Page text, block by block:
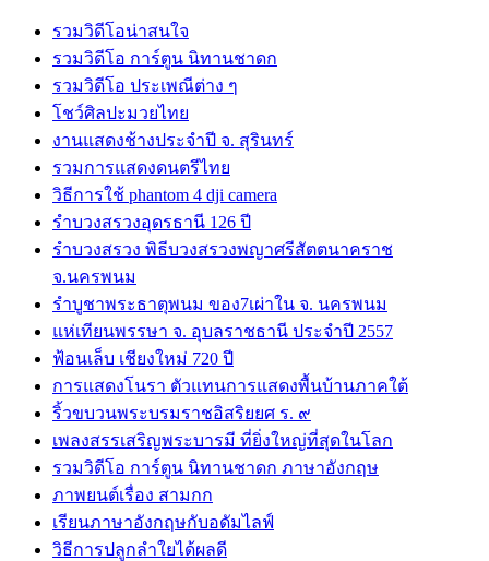
รวมวิดีโอน่าสนใจ
รวมวิดีโอ การ์ตูน นิทานชาดก
รวมวิดีโอ ประเพณีต่าง ๆ
โชว์ศิลปะมวยไทย
งานแสดงช้างประจำปี จ. สุรินทร์
รวมการแสดงดนตรีไทย
วิธีการใช้ phantom 4 dji camera
รำบวงสรวงอุดรธานี 126 ปี
รำบวงสรวง พิธีบวงสรวงพญาศรีสัตตนาคราช
จ.นครพนม
รำบูชาพระธาตุพนม ของ7เผ่าใน จ. นครพนม
แห่เทียนพรรษา จ. อุบลราชธานี ประจำปี 2557
ฟ้อนเล็บ เชียงใหม่ 720 ปี
การแสดงโนรา ตัวแทนการแสดงพื้นบ้านภาคใต้
ริ้วขบวนพระบรมราชอิสริยยศ ร. ๙
เพลงสรรเสริญพระบารมี ที่ยิ่งใหญ่ที่สุดในโลก
รวมวิดีโอ การ์ตูน นิทานชาดก ภาษาอังกฤษ
ภาพยนต์เรื่อง สามกก
เรียนภาษาอังกฤษกับอดัมไลฟ์
วิธีการปลูกลำใยได้ผลดี